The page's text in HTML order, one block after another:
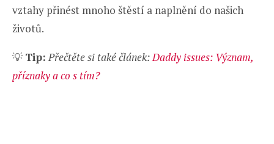
vztahy přinést mnoho štěstí a naplnění do našich
životů.
💡 Tip:Přečtěte si také článek:Daddy issues: Význam,
příznaky a co s tím?